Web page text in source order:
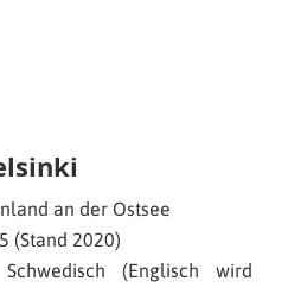
an der Ostsee
(Stand 2020)
(Englisch wird